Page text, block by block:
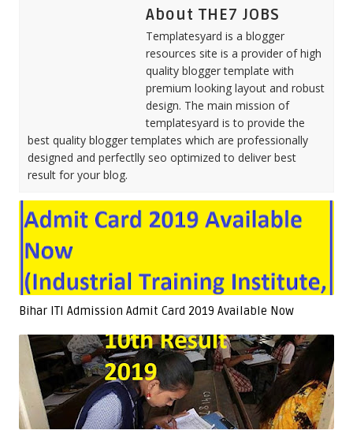
About THE7 JOBS
Templatesyard is a blogger
resources site is a provider of high
quality blogger template with
premium looking layout and robust
design. The main mission of
templatesyard is to provide the
best quality blogger templates which are professionally
designed and perfectlly seo optimized to deliver best
result for your blog.
Bihar ITI Admission Admit Card 2019 Available Now